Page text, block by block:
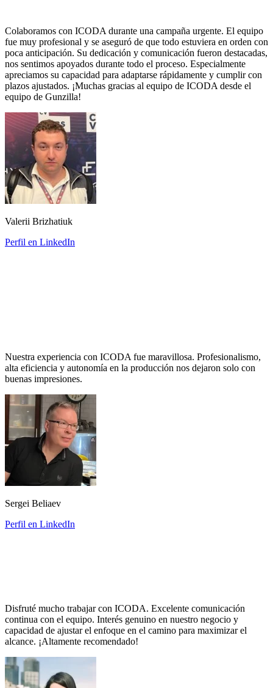
Colaboramos con ICODA durante una campaña urgente. El equipo
fue muy profesional y se aseguró de que todo estuviera en orden con
poca anticipación. Su dedicación y comunicación fueron destacadas,
nos sentimos apoyados durante todo el proceso. Especialmente
apreciamos su capacidad para adaptarse rápidamente y cumplir con
plazos ajustados. ¡Muchas gracias al equipo de ICODA desde el
equipo de Gunzilla!
Valerii Brizhatiuk
Perfil en LinkedIn
Nuestra experiencia con ICODA fue maravillosa. Profesionalismo,
alta eficiencia y autonomía en la producción nos dejaron solo con
buenas impresiones.
Sergei Beliaev
Perfil en LinkedIn
Disfruté mucho trabajar con ICODA. Excelente comunicación
continua con el equipo. Interés genuino en nuestro negocio y
capacidad de ajustar el enfoque en el camino para maximizar el
alcance. ¡Altamente recomendado!